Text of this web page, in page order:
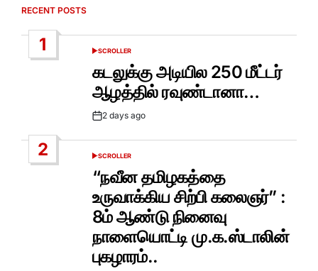
RECENT POSTS
1
POSTED
SCROLLER
கடலுக்கு அடியில 250 மீட்டர்
ஆழத்தில் ரவுண்டானா…
Post2 days ago
2
POSTED
IN
SCROLLER
“நவீன தமிழகத்தை
உருவாக்கிய சிற்பி கலைஞர்” :
8ம் ஆண்டு நினைவு
நாளையொட்டி மு.க.ஸ்டாலின்
புகழாரம்..